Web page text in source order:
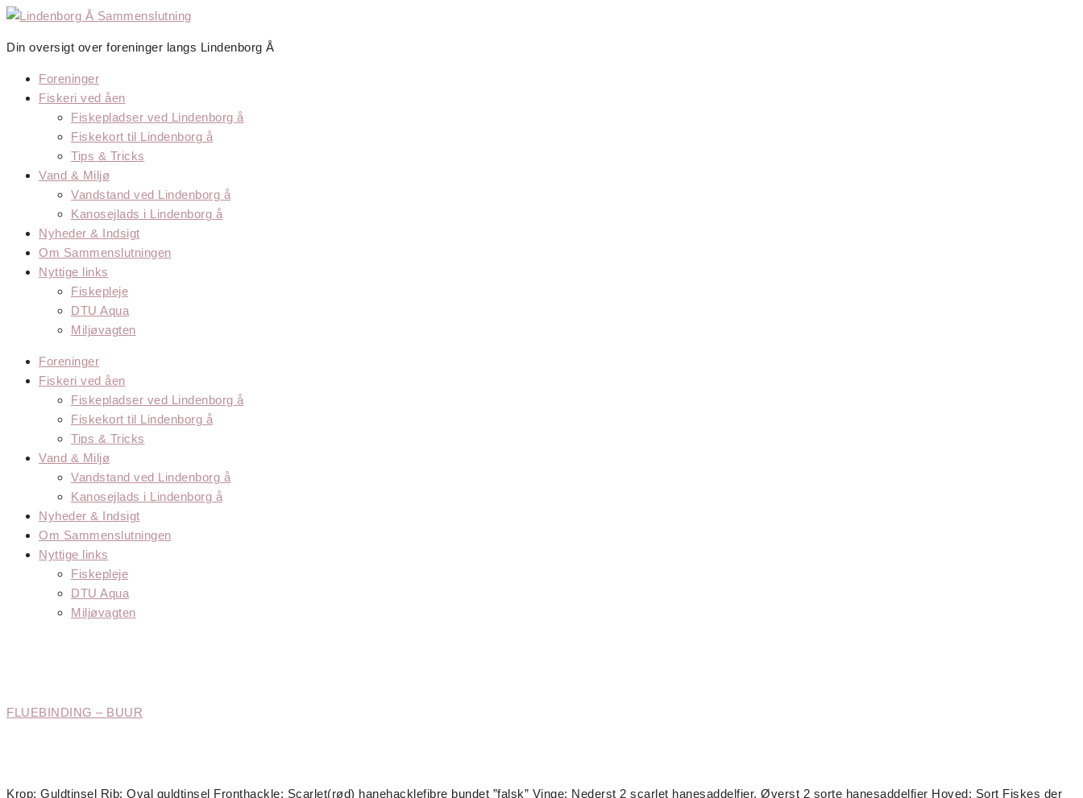
Videre
indhold
Din oversigt over foreninger langs Lindenborg Å
Foreninger
Fiskeri ved åen
Fiskepladser ved Lindenborg å
Fiskekort til Lindenborg å
Tips & Tricks
Vand & Miljø
Vandstand ved Lindenborg å
Kanosejlads i Lindenborg å
Nyheder & Indsigt
Om Sammenslutningen
Nyttige links
Fiskepleje
DTU Aqua
Miljøvagten
Menu
Foreninger
Fiskeri ved åen
Fiskepladser ved Lindenborg å
Fiskekort til Lindenborg å
Tips & Tricks
Vand & Miljø
Vandstand ved Lindenborg å
Kanosejlads i Lindenborg å
Nyheder & Indsigt
Om Sammenslutningen
Nyttige links
Fiskepleje
DTU Aqua
Miljøvagten
FLUEBINDING – BUUR
Krop: Guldtinsel Rib: Oval guldtinsel Fronthackle: Scarlet(rød) hanehacklefibre bundet ”falsk” Vinge: Nederst 2 scarlet hanesaddelfjer. Øverst 2 sorte hanesaddelfjer Hoved: Sort Fiskes der